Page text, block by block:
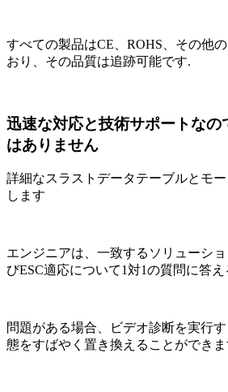
すべての製品はCE、ROHS、その他
おり、その品質は追跡可能です.
迅速な対応と技術サポートなの
はありません
詳細なスラストデータテーブルとモ
します
エンジニアは、一致するソリューシ
びESC適応について1対1の質問に答え
問題がある場合、ビデオ診断を実行
態をすばやく置き換えることができま